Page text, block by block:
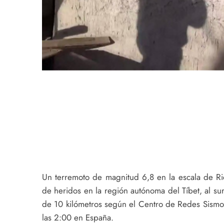
Un terremoto de magnitud 6,8 en la escala de
de heridos en la región autónoma del Tíbet, al
de 10 kilómetros según el Centro de Redes
las 2:00 en España.